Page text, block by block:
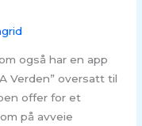
også har en app
Verden” oversatt til
offer for et
på avveie